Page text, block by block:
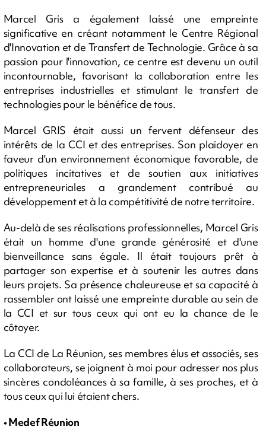
Marcel Gris a également laissé une empreinte
significative en créant notamment le Centre Régional
d'Innovation et de Transfert de Technologie. Grâce à sa
passion pour l'innovation, ce centre est devenu un outil
incontournable, favorisant la collaboration entre les
entreprises industrielles et stimulant le transfert de
technologies pour le bénéfice de tous.
Marcel GRIS était aussi un fervent défenseur des
intérêts de la CCI et des entreprises. Son plaidoyer en
faveur d'un environnement économique favorable, de
politiques incitatives et de soutien aux initiatives
entrepreneuriales a grandement contribué au
développement et à la compétitivité de notre territoire.
Au-delà de ses réalisations professionnelles, Marcel Gris
était un homme d'une grande générosité et d'une
bienveillance sans égale. Il était toujours prêt à
partager son expertise et à soutenir les autres dans
leurs projets. Sa présence chaleureuse et sa capacité à
rassembler ont laissé une empreinte durable au sein de
la CCI et sur tous ceux qui ont eu la chance de le
côtoyer.
La CCI de La Réunion, ses membres élus et associés, ses
collaborateurs, se joignent à moi pour adresser nos plus
sincères condoléances à sa famille, à ses proches, et à
tous ceux qui lui étaient chers.
• Medef Réunion